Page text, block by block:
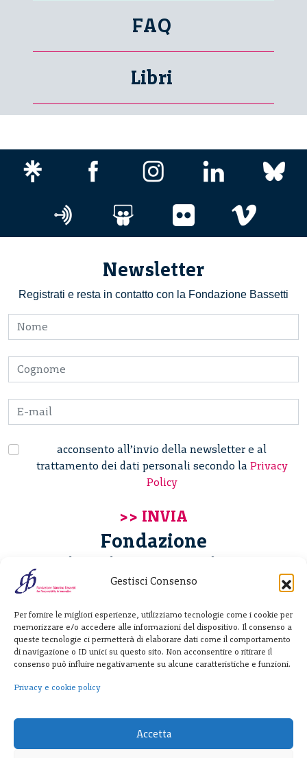
Gestisci Consenso
Per fornire le migliori esperienze, utilizziamo tecnologie come i cookie per
memorizzare e/o accedere alle informazioni del dispositivo. Il consenso a
queste tecnologie ci permetterà di elaborare dati come il comportamento
di navigazione o ID unici su questo sito. Non acconsentire o ritirare il
consenso può influire negativamente su alcune caratteristiche e funzioni.
Privacy e cookie policy
Accetta
FAQ
Libri
Newsletter
Registrati e resta in contatto con la Fondazione Bassetti
acconsento all’invio della newsletter e al
trattamento dei dati personali secondo la Privacy
Policy
Fondazione
Giannino Bassetti ETS
20122 Milano - Italia
T. +39 02 781933
F. + 39 02 76392030
info@fondazionebassetti.org
p.i. 12520270153